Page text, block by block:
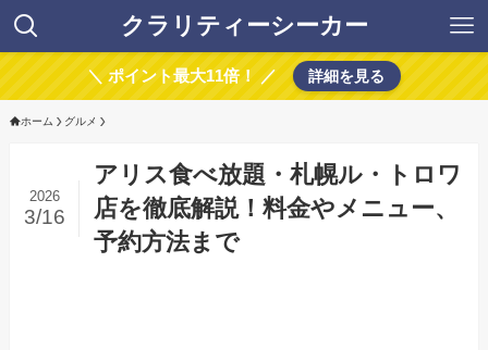
クラリティーシーカー
＼ ポイント最大11倍！ ／ 詳細を見る
ホーム グルメ
アリス食べ放題・札幌ル・トロワ
店を徹底解説！料金やメニュー、
予約方法まで
2026
3/16